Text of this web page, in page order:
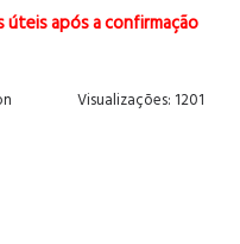
úteis após a confirmação
Visualizações: 1201